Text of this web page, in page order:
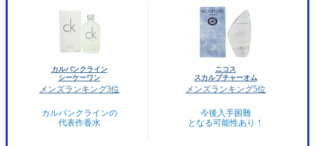
カルバンクライン
シーケーワン
メンズランキング3位
カルバンクラインの
代表作香水
ニコス
スカルプチャーオム
メンズランキング5位
今後入手困難
となる可能性あり！